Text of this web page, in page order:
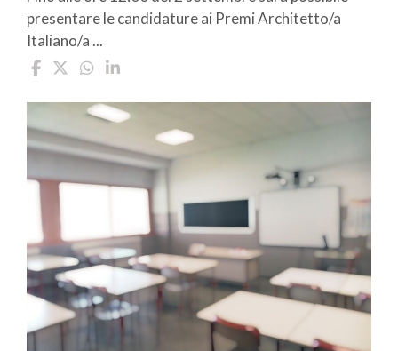
presentare le candidature ai Premi Architetto/a
Italiano/a ...